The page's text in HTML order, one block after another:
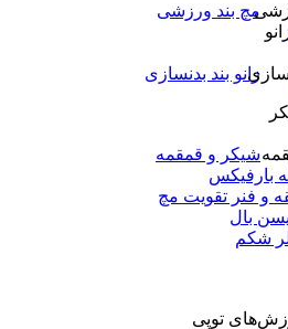
مچ بند ورزشی
زانو بند بدنسازی
شیکر و قمقمه
بارفیکس
و فنر تقویت مچ
بال
شکم
توپی